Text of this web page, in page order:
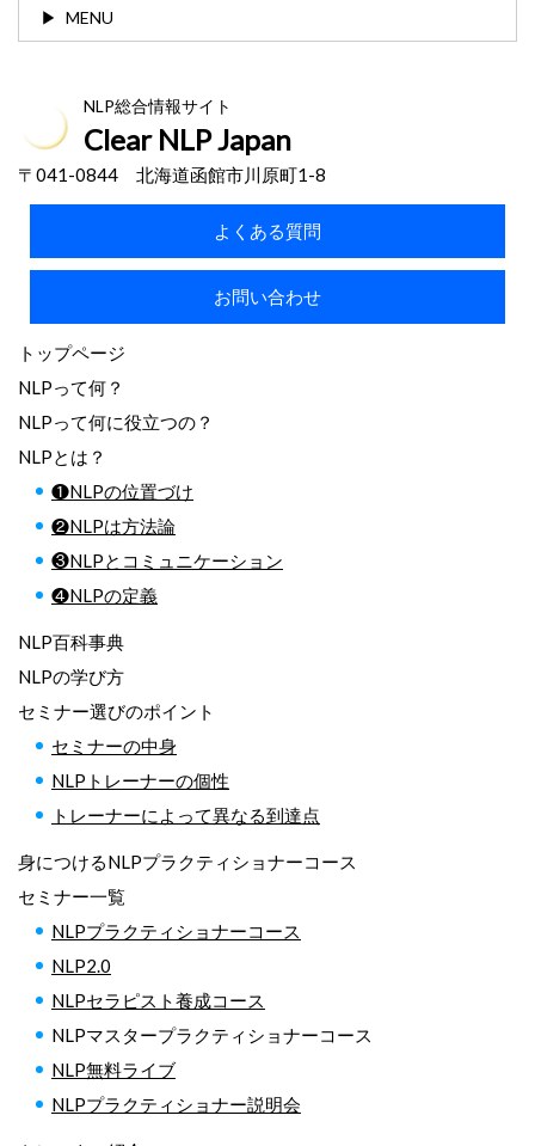
MENU
NLP総合情報サイト
Clear NLP Japan
〒041-0844 北海道函館市川原町1-8
よくある質問
お問い合わせ
トップページ
NLPって何？
NLPって何に役立つの？
NLPとは？
❶NLPの位置づけ
❷NLPは方法論
❸NLPとコミュニケーション
❹NLPの定義
NLP百科事典
NLPの学び方
セミナー選びのポイント
セミナーの中身
NLPトレーナーの個性
トレーナーによって異なる到達点
身につけるNLPプラクティショナーコース
セミナー一覧
NLPプラクティショナーコース
NLP2.0
NLPセラピスト養成コース
NLPマスタープラクティショナーコース
NLP無料ライブ
NLPプラクティショナー説明会